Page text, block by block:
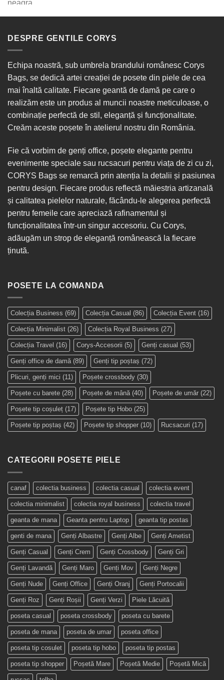
DESPRE GENTILE CORYS
Echipa noastră, sub umbrela brandului românesc Corys
Bags, se dedică artei creației de posete din piele de cea
mai înaltă calitate. Fiecare geantă de damă pe care o
realizăm este un produs al muncii noastre meticuloase, o
combinație perfectă de stil, eleganță și funcționalitate.
Creăm aceste poșete în atelierul nostru din România.
Fie că vorbim de genți office, poșete elegante pentru
evenimente speciale sau rucsacuri pentru viața de zi cu zi,
CORYS Bags se remarcă prin atenția la detalii și pasiunea
pentru design. Fiecare produs reflectă măiestria artizanală
și calitatea pielelor naturale, făcându-le alegerea perfectă
pentru femeile care apreciază rafinamentul și
funcționalitatea într-un singur accesoriu. Cu Corys,
adăugăm un strop de eleganță românească la fiecare
ținută.
POSETE LA COMANDA
Colecția Business (69) Colecția Casual (86) Colecția Event (16)
Colecția Minimalist (26) Colecția Royal Business (27)
Colecția Travel (16) Corys-Accesorii (5) Genți casual (53)
Genți office de damă(89) Genți tip poștaș (72)
Plicuri, genți mici (11) Poșete crossbody (30)
Poșete cu barete (28) Poșete de mână(40) Poșete de umăr (22)
Poșete tip coșuleț (17) Poșete tip Hobo (25)
Poșete tip poștaș (42) Poșete tip shopper (10) Rucsacuri (17)
CATEGORII POSETE PIELE
canaf colectia business colectia casual colectia event
colectia minimalist colectia royal business colectia travel
geanta de mana Geanta pentru Laptop geanta tip postas
genti de mana Genți Albastre Genți Albe Genți Ametist
Genți Casual Genți Crem Genți Crossbody Genți Gri
Genți Lavandă Genți Maro Genți Mov Genți Negre
Genți Nude Genți Office Genți Oranj Genți Portocalii
Genți Roz Genți Roșii Genți Verzi Piele Lăcuită
poseta casual poseta crossbody poseta cu barete
poseta de mana poseta de umar poseta office
poseta tip cosulet poseta tip hobo poseta tip postas
poseta tip shopper Poșetă Mare Poșetă Medie Poșetă Mică